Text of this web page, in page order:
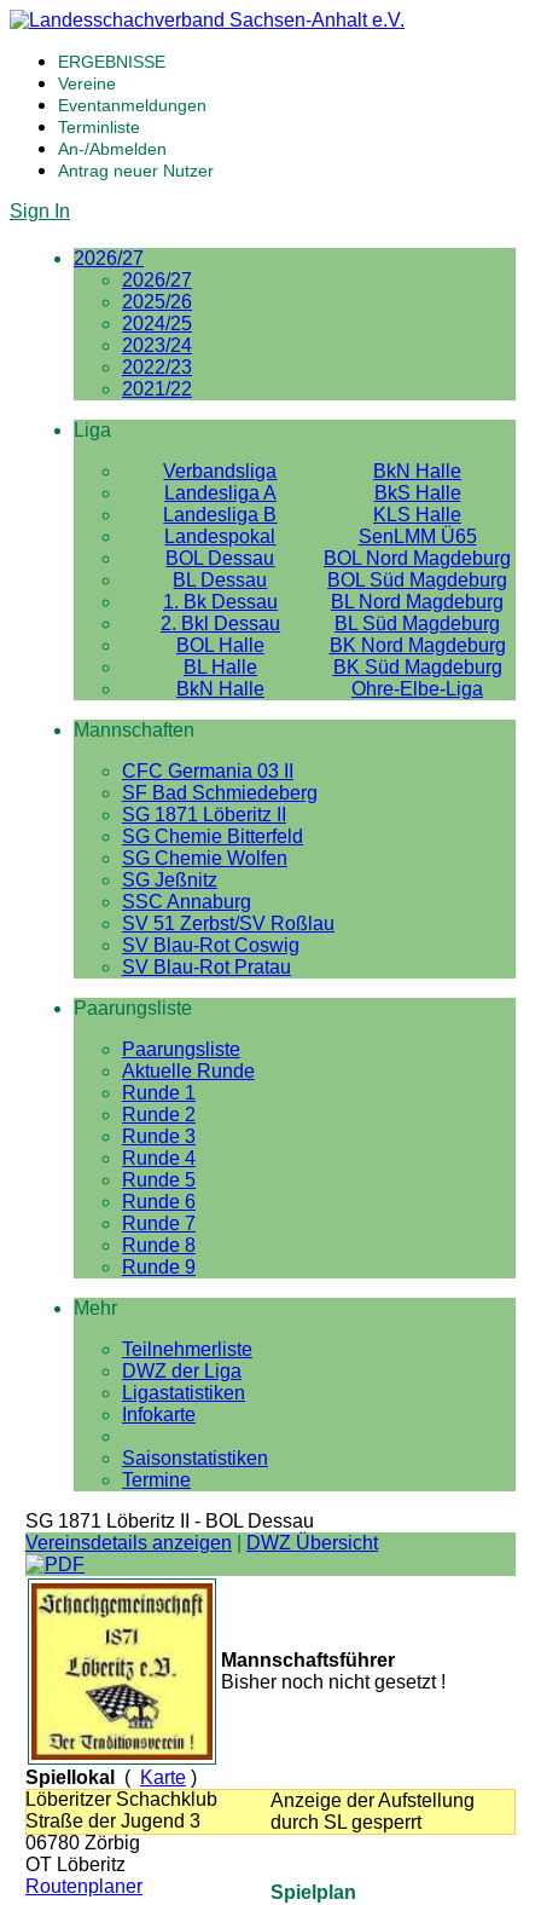
ERGEBNISSE
Vereine
Eventanmeldungen
Terminliste
An-/Abmelden
Antrag neuer Nutzer
Sign In
2026/27
2026/27
2025/26
2024/25
2023/24
2022/23
2021/22
Liga
Verbandsliga
BkN Halle
Landesliga A
BkS Halle
Landesliga B
KLS Halle
Landespokal
SenLMM Ü65
BOL Dessau
BOL Nord Magdeburg
BL Dessau
BOL Süd Magdeburg
1. Bk Dessau
BL Nord Magdeburg
2. Bkl Dessau
BL Süd Magdeburg
BOL Halle
BK Nord Magdeburg
BL Halle
BK Süd Magdeburg
BkN Halle
Ohre-Elbe-Liga
Mannschaften
CFC Germania 03 II
SF Bad Schmiedeberg
SG 1871 Löberitz II
SG Chemie Bitterfeld
SG Chemie Wolfen
SG Jeßnitz
SSC Annaburg
SV 51 Zerbst/SV Roßlau
SV Blau-Rot Coswig
SV Blau-Rot Pratau
Paarungsliste
Paarungsliste
Aktuelle Runde
Runde 1
Runde 2
Runde 3
Runde 4
Runde 5
Runde 6
Runde 7
Runde 8
Runde 9
Mehr
Teilnehmerliste
DWZ der Liga
Ligastatistiken
Infokarte
Saisonstatistiken
Termine
SG 1871 Löberitz II - BOL Dessau
Vereinsdetails anzeigen
DWZ Übersicht
Mannschaftsführer
Bisher noch nicht gesetzt !
Spiellokal ( Karte)
Löberitzer Schachklub
Straße der Jugend 3
06780 Zörbig
OT Löberitz
Routenplaner
Anzeige der Aufstellung
durch SL gesperrt
Spielplan